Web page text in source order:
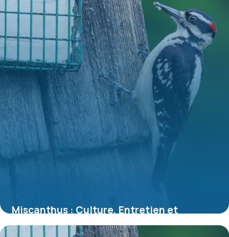
Miscanthus : Culture, Entretien et
Variétés 2026